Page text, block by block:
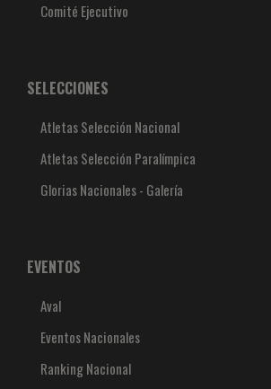
Comité Ejecutivo
SELECCIONES
Atletas Selección Nacional
Atletas Selección Paralímpica
Glorias Nacionales - Galería
EVENTOS
Aval
Eventos Nacionales
Ranking Nacional